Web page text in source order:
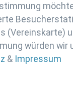
(Vereinskarte)
würden wir
& Impressum